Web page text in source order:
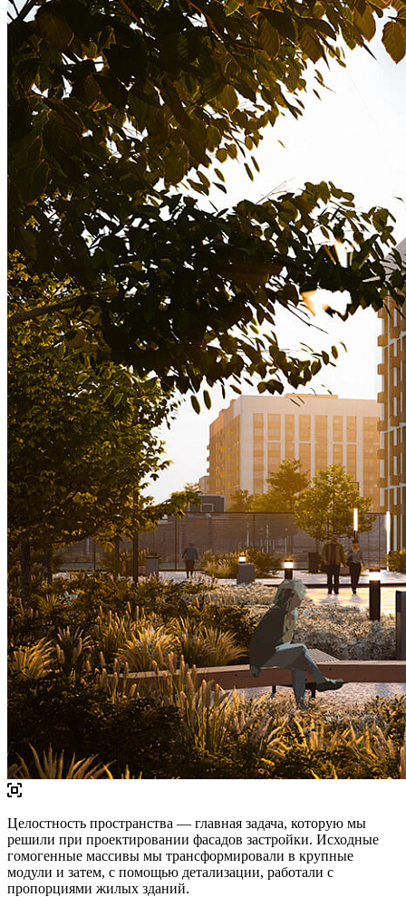
Целостность пространства — главная задача, которую мы
решили при проектировании фасадов застройки. Исходные
гомогенные массивы мы трансформировали в крупные
модули и затем, с помощью детализации, работали с
пропорциями жилых зданий.